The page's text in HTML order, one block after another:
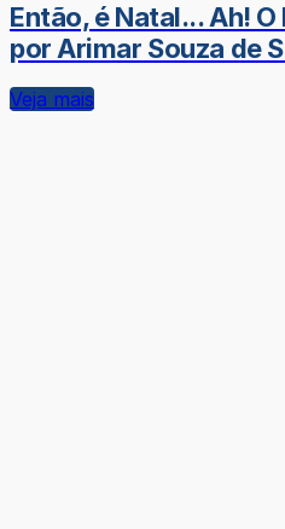
Então, é Natal... Ah!
por Arimar Souza de
Veja mais